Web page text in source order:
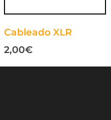
Cableado XLR
2,00€